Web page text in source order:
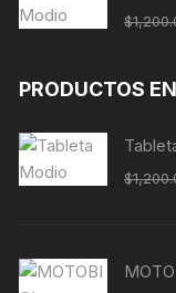
$
PRODUCTOS
$